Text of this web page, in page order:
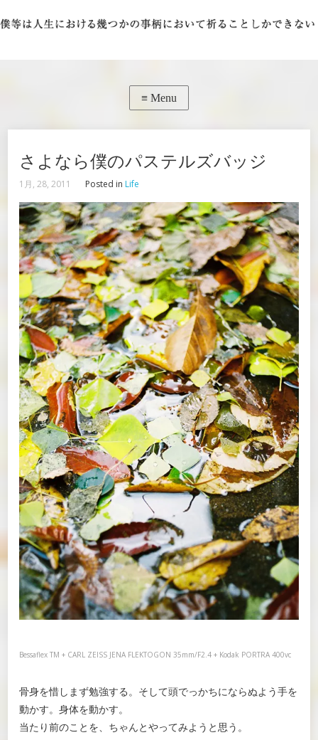
さよなら僕のパステルズバッジ
1月, 28, 2011 Posted in Life
Bessaflex TM + CARL ZEISS JENA FLEKTOGON 35mm/F2.4 + Kodak PORTRA 400vc
骨身を惜しまず勉強する。そして頭でっかちにならぬよう手を
動かす。身体を動かす。
当たり前のことを、ちゃんとやってみようと思う。